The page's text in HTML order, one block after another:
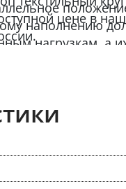
наполнению
нагрузкам, а
плотное
к
цене в